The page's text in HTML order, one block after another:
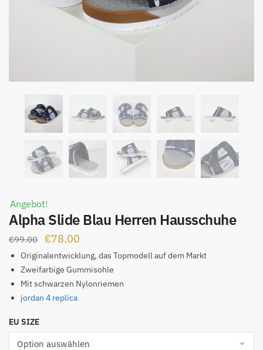
Angebot!
Alpha Slide Blau Herren Hausschuhe
€99.00
Ursprünglicher
Preis
war:
€99.00
€78.00
Preis
ist:
€78.00.
Originalentwicklung, das Topmodell auf dem Markt
Zweifarbige Gummisohle
Mit schwarzen Nylonriemen
jordan 4 replica
EU SIZE